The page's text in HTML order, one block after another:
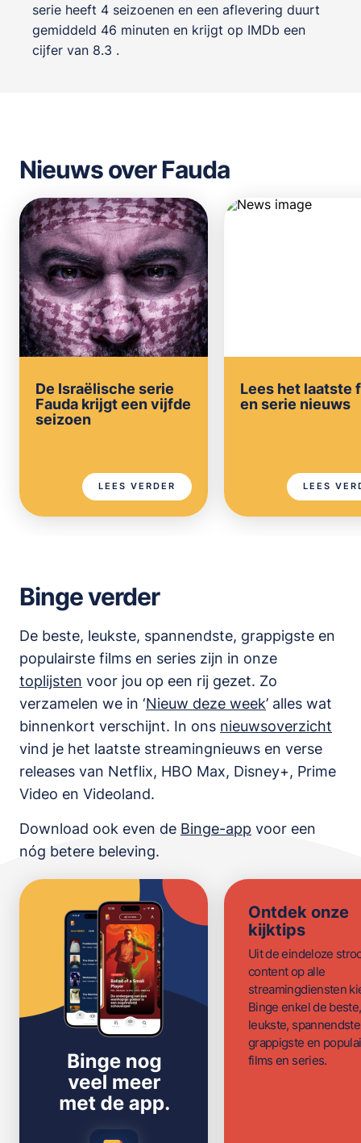
serie heeft 4 seizoenen en een aflevering duurt
gemiddeld 46 minuten en krijgt op IMDb een
cijfer van 8.3 .
Nieuws over Fauda
De Israëlische serie
Fauda krijgt een vijfde
seizoen
LEES VERDER
Lees het laatste
en serie nieuws
LEES
Binge verder
De beste, leukste, spannendste, grappigste en
populairste films en series zijn in onze
toplijsten voor jou op een rij gezet. Zo
verzamelen we in ‘Nieuw deze week’ alles wat
binnenkort verschijnt. In ons nieuwsoverzicht
vind je het laatste streamingnieuws en verse
releases van Netflix, HBO Max, Disney+, Prime
Video en Videoland.
Download ook even de Binge-app voor een
nóg betere beleving.
Ontdek onze
kijktips
Uit de eindeloze
content op alle
streamingdiensten
Binge enkel de beste,
leukste,
grappigste en
films en series.